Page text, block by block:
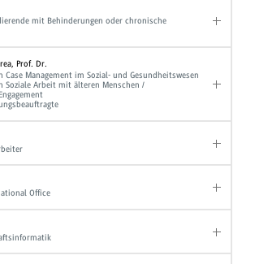
mit Behinderungen oder chronische
Prof. Dr.
Case Management im Sozial- und Gesundheitswesen
Soziale Arbeit mit älteren Menschen /
Office